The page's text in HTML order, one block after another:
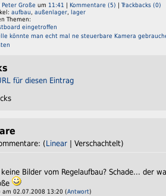
Peter Große um 11:41 | Kommentare (5) | Trackbacks (0)
aufbau, außenlager, lager
Themen:
eingetroffen
könnte man echt mal ne steuerbare Kamera
für diesen Eintrag
(Linear | Verschachtelt)
Bilder vom Regelaufbau? Schade... der
am 02.07.2008 13:20 (Antwort)